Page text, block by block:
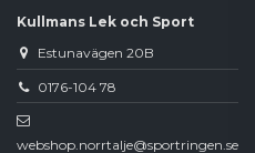
Kullmans Lek och Sport
Estunavägen 20B
0176-104 78
webshop.norrtalje@sportringen.se